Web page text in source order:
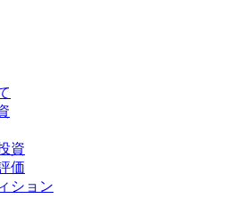
資
価
ション